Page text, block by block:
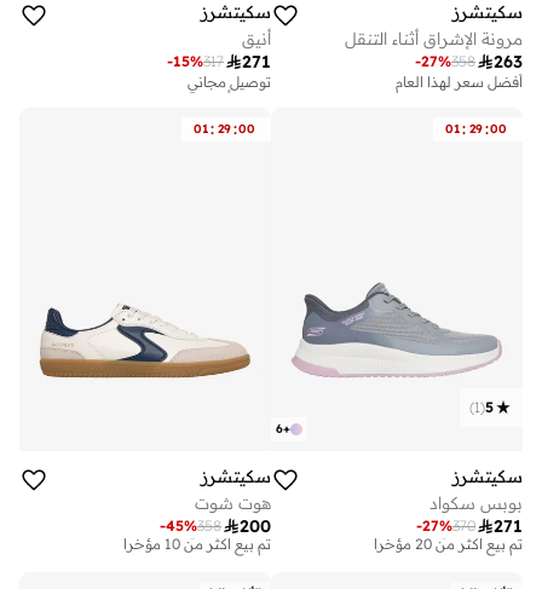
سكيتشرز
مرونة الإشراق أثناء التنقل
263
358
-27%
أفضل سعر لهذا العام
توصيل مجاني
أفضل سعر لهذا العام
سكيتشرز
أنيق
271
317
-15%
توصيل مجاني
تم بيع أكثر من 10 مؤخرا
توصيل مجاني
01: 29:00
+
6
5
(
1
)
سكيتشرز
بوبس سكواد
271
370
-27%
توصيل مجاني
تم بيع أكثر من 20 مؤخرا
01: 29:00
سكيتشرز
هوت شوت
200
358
-45%
توصيل مجاني
تم بيع أكثر من 10 مؤخرا